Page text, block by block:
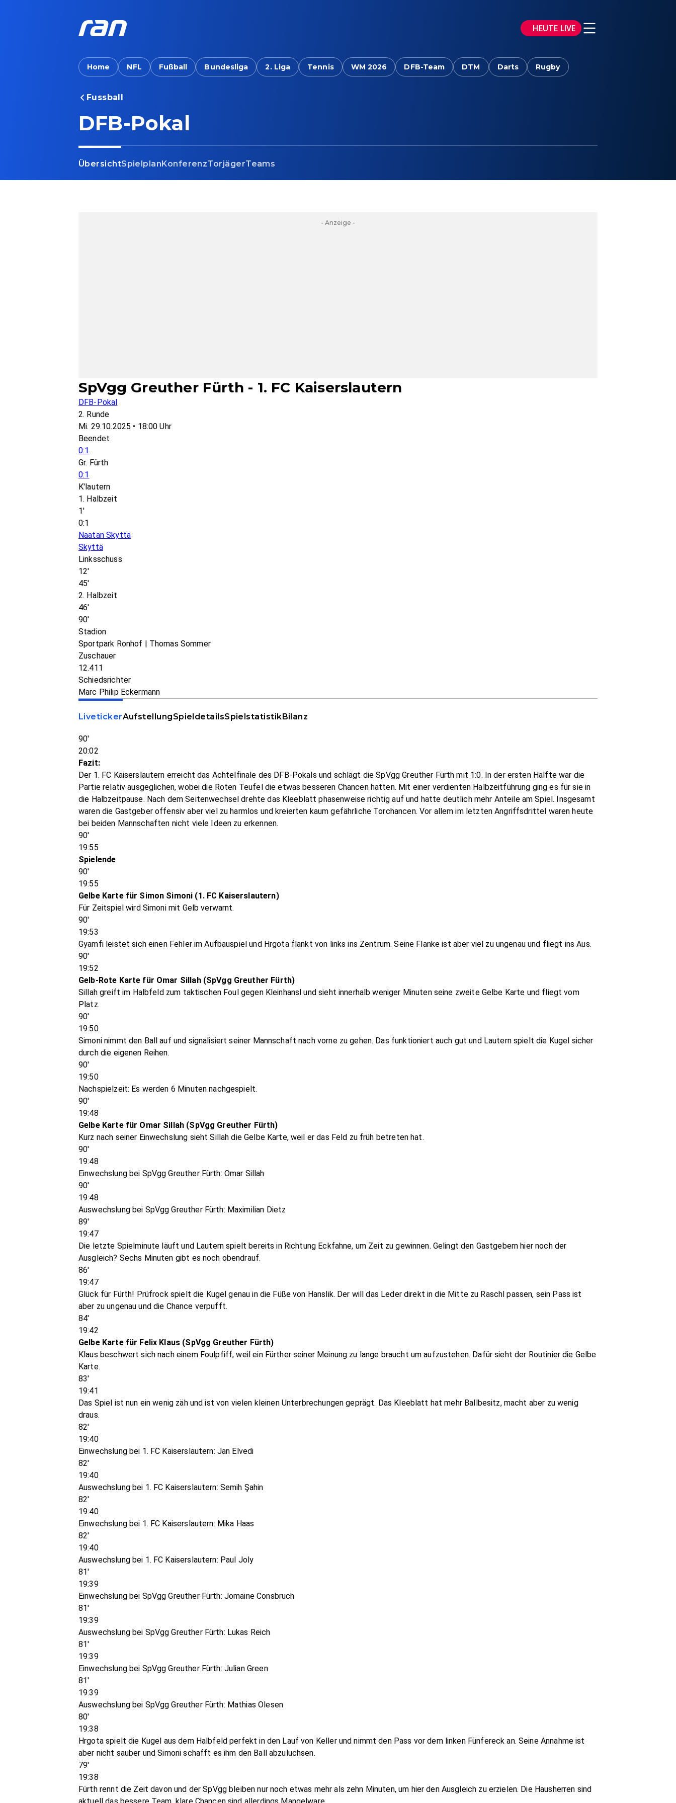
HEUTE LIVE
Home NFL Fußball Bundesliga 2. Liga Tennis WM 2026 DFB-Team DTM Darts Rugby
Fussball
DFB-Pokal
ÜbersichtSpielplanKonferenzTorjägerTeams
- Anzeige -
SpVgg Greuther Fürth - 1. FC Kaiserslautern
DFB-Pokal
2. Runde
Mi. 29.10.2025 • 18:00 Uhr
Beendet
0:1
Gr. Fürth
0:1
K'lautern
1. Halbzeit
1'
0:1
Naatan Skyttä
Skyttä
Linksschuss
12'
45'
2. Halbzeit
46'
90'
Stadion
Sportpark Ronhof | Thomas Sommer
Zuschauer
12.411
Schiedsrichter
Marc Philip Eckermann
LivetickerAufstellungSpieldetailsSpielstatistikBilanz
90'
20:02
Fazit:
Der 1. FC Kaiserslautern erreicht das Achtelfinale des DFB-Pokals und schlägt die SpVgg Greuther Fürth mit 1:0. In der ersten Hälfte war die
Partie relativ ausgeglichen, wobei die Roten Teufel die etwas besseren Chancen hatten. Mit einer verdienten Halbzeitführung ging es für sie in
die Halbzeitpause. Nach dem Seitenwechsel drehte das Kleeblatt phasenweise richtig auf und hatte deutlich mehr Anteile am Spiel. Insgesamt
waren die Gastgeber offensiv aber viel zu harmlos und kreierten kaum gefährliche Torchancen. Vor allem im letzten Angriffsdrittel waren heute
bei beiden Mannschaften nicht viele Ideen zu erkennen.
90'
19:55
Spielende
90'
19:55
Gelbe Karte für Simon Simoni (1. FC Kaiserslautern)
Für Zeitspiel wird Simoni mit Gelb verwarnt.
90'
19:53
Gyamfi leistet sich einen Fehler im Aufbauspiel und Hrgota flankt von links ins Zentrum. Seine Flanke ist aber viel zu ungenau und fliegt ins Aus.
90'
19:52
Gelb-Rote Karte für Omar Sillah (SpVgg Greuther Fürth)
Sillah greift im Halbfeld zum taktischen Foul gegen Kleinhansl und sieht innerhalb weniger Minuten seine zweite Gelbe Karte und fliegt vom
Platz.
90'
19:50
Simoni nimmt den Ball auf und signalisiert seiner Mannschaft nach vorne zu gehen. Das funktioniert auch gut und Lautern spielt die Kugel sicher
durch die eigenen Reihen.
90'
19:50
Nachspielzeit: Es werden 6 Minuten nachgespielt.
90'
19:48
Gelbe Karte für Omar Sillah (SpVgg Greuther Fürth)
Kurz nach seiner Einwechslung sieht Sillah die Gelbe Karte, weil er das Feld zu früh betreten hat.
90'
19:48
Einwechslung bei SpVgg Greuther Fürth: Omar Sillah
90'
19:48
Auswechslung bei SpVgg Greuther Fürth: Maximilian Dietz
89'
19:47
Die letzte Spielminute läuft und Lautern spielt bereits in Richtung Eckfahne, um Zeit zu gewinnen. Gelingt den Gastgebern hier noch der
Ausgleich? Sechs Minuten gibt es noch obendrauf.
86'
19:47
Glück für Fürth! Prüfrock spielt die Kugel genau in die Füße von Hanslik. Der will das Leder direkt in die Mitte zu Raschl passen, sein Pass ist
aber zu ungenau und die Chance verpufft.
84'
19:42
Gelbe Karte für Felix Klaus (SpVgg Greuther Fürth)
Klaus beschwert sich nach einem Foulpfiff, weil ein Fürther seiner Meinung zu lange braucht um aufzustehen. Dafür sieht der Routinier die Gelbe
Karte.
83'
19:41
Das Spiel ist nun ein wenig zäh und ist von vielen kleinen Unterbrechungen geprägt. Das Kleeblatt hat mehr Ballbesitz, macht aber zu wenig
draus.
82'
19:40
Einwechslung bei 1. FC Kaiserslautern: Jan Elvedi
82'
19:40
Auswechslung bei 1. FC Kaiserslautern: Semih Şahin
82'
19:40
Einwechslung bei 1. FC Kaiserslautern: Mika Haas
82'
19:40
Auswechslung bei 1. FC Kaiserslautern: Paul Joly
81'
19:39
Einwechslung bei SpVgg Greuther Fürth: Jomaine Consbruch
81'
19:39
Auswechslung bei SpVgg Greuther Fürth: Lukas Reich
81'
19:39
Einwechslung bei SpVgg Greuther Fürth: Julian Green
81'
19:39
Auswechslung bei SpVgg Greuther Fürth: Mathias Olesen
80'
19:38
Hrgota spielt die Kugel aus dem Halbfeld perfekt in den Lauf von Keller und nimmt den Pass vor dem linken Fünfereck an. Seine Annahme ist
aber nicht sauber und Simoni schafft es ihm den Ball abzuluchsen.
79'
19:38
Fürth rennt die Zeit davon und der SpVgg bleiben nur noch etwas mehr als zehn Minuten, um hier den Ausgleich zu erzielen. Die Hausherren sind